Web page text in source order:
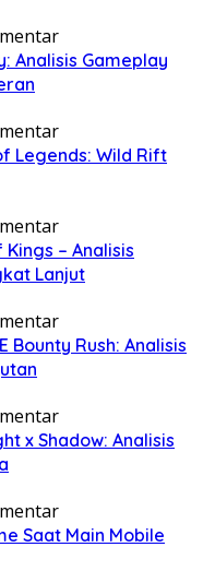
Analisis Gameplay
Legends: Wild Rift
– Analisis
Lanjut
Bounty Rush: Analisis
x Shadow: Analisis
Saat Main Mobile